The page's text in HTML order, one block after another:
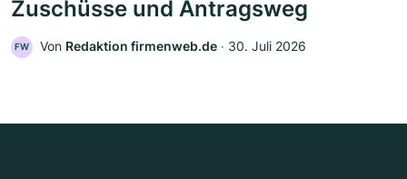
Zuschüsse und Antragsweg
FW Von Redaktion firmenweb.de ‧ 30. Juli 2026